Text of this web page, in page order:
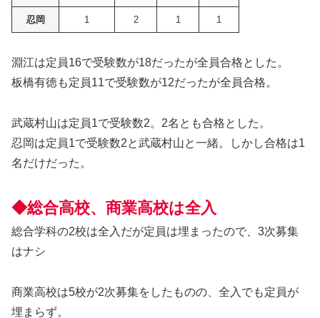
忍岡 1 2 1 1
淵江は定員16で受験数が18だったが全員合格とした。
板橋有徳も定員11で受験数が12だったが全員合格。
武蔵村山は定員1で受験数2。2名とも合格とした。
忍岡は定員1で受験数2と武蔵村山と一緒。しかし合格は1
名だけだった。
◆総合高校、商業高校は全入
総合学科の2校は全入だが定員は埋まったので、3次募集
はナシ
商業高校は5校が2次募集をしたものの、全入でも定員が
埋まらず。